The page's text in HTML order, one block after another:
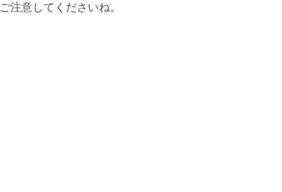
注意してくださいね。